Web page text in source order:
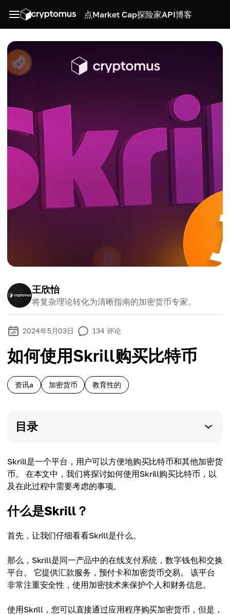
点Market Cap探险家API博客
王欣怡
将复杂理论转化为清晰指南的加密货币专家。
2024年5月03日 134 评论
如何使用Skrill购买比特币
资讯a 加密货币 教育性的
目录
Skrill是一个平台，用户可以方便地购买比特币和其他加密货
币。 在本文中，我们将探讨如何使用Skrill购买比特币，以
及在此过程中需要考虑的事项。
什么是Skrill？
首先，让我们仔细看看Skrill是什么。
那么，Skrill是同一产品中的在线支付系统，数字钱包和交换
平台。 它提供汇款服务，预付卡和加密货币交易。 该平台
非常注重安全性，使用加密技术来保护个人和财务信息。
使用Skrill，您可以直接通过应用程序购买加密货币，但是，